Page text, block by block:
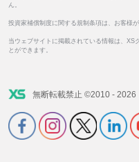
ん。
投資家補償制度に関する規制条項は、お客様
当ウェブサイトに掲載されている情報は、XS
とができます。
無断転載禁止 ©2010 - 2026